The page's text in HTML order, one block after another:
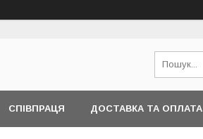
СПІВПРАЦЯ ДОСТАВКА ТА ОПЛАТА